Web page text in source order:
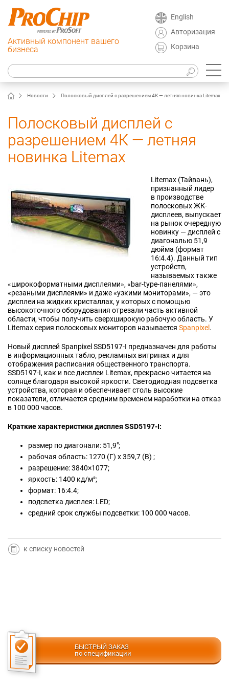
Активный компонент вашего
бизнеса
English
Авторизация
Корзина
Новости Полосковый дисплей с разрешением 4К — летняя новинка Litemax
БЫСТРЫЙ ЗАКАЗ
по спецификации
Полосковый дисплей с
разрешением 4К — летняя
новинка Litemax
Litemax (Тайвань),
признанный лидер
в производстве
полосковых ЖК-
дисплеев, выпускает
на рынок очередную
новинку — дисплей с
диагональю 51,9
дюйма (формат
16:4.4). Данный тип
устройств,
называемых также
«широкоформатными дисплеями», «bar-type-панелями»,
«резаными дисплеями» и даже «узкими мониторами», — это
дисплеи на жидких кристаллах, у которых с помощью
высокоточного оборудования отрезали часть активной
области, чтобы получить сверхширокую рабочую область. У
Litemax серия полосковых мониторов называется Spanpixel .
Новый дисплей Spanpixel SSD5197-I предназначен для работы
в информационных табло, рекламных витринах и для
отображения расписания общественного транспорта.
SSD5197-I, как и все дисплеи Litemax, прекрасно читается на
солнце благодаря высокой яркости. Светодиодная подсветка
устройства, которая и обеспечивает столь высокие
показатели, отличается средним временем наработки на отказ
в 100 000 часов.
Краткие характеристики дисплея SSD5197-I:
размер по диагонали: 51,9";
рабочая область: 1270 (Г) х 359,7 (В) ;
разрешение: 3840×1077;
яркость: 1400 кд/м²;
формат: 16:4.4;
подсветка дисплея: LED;
средний срок службы подсветки: 100 000 часов.
к списку новостей